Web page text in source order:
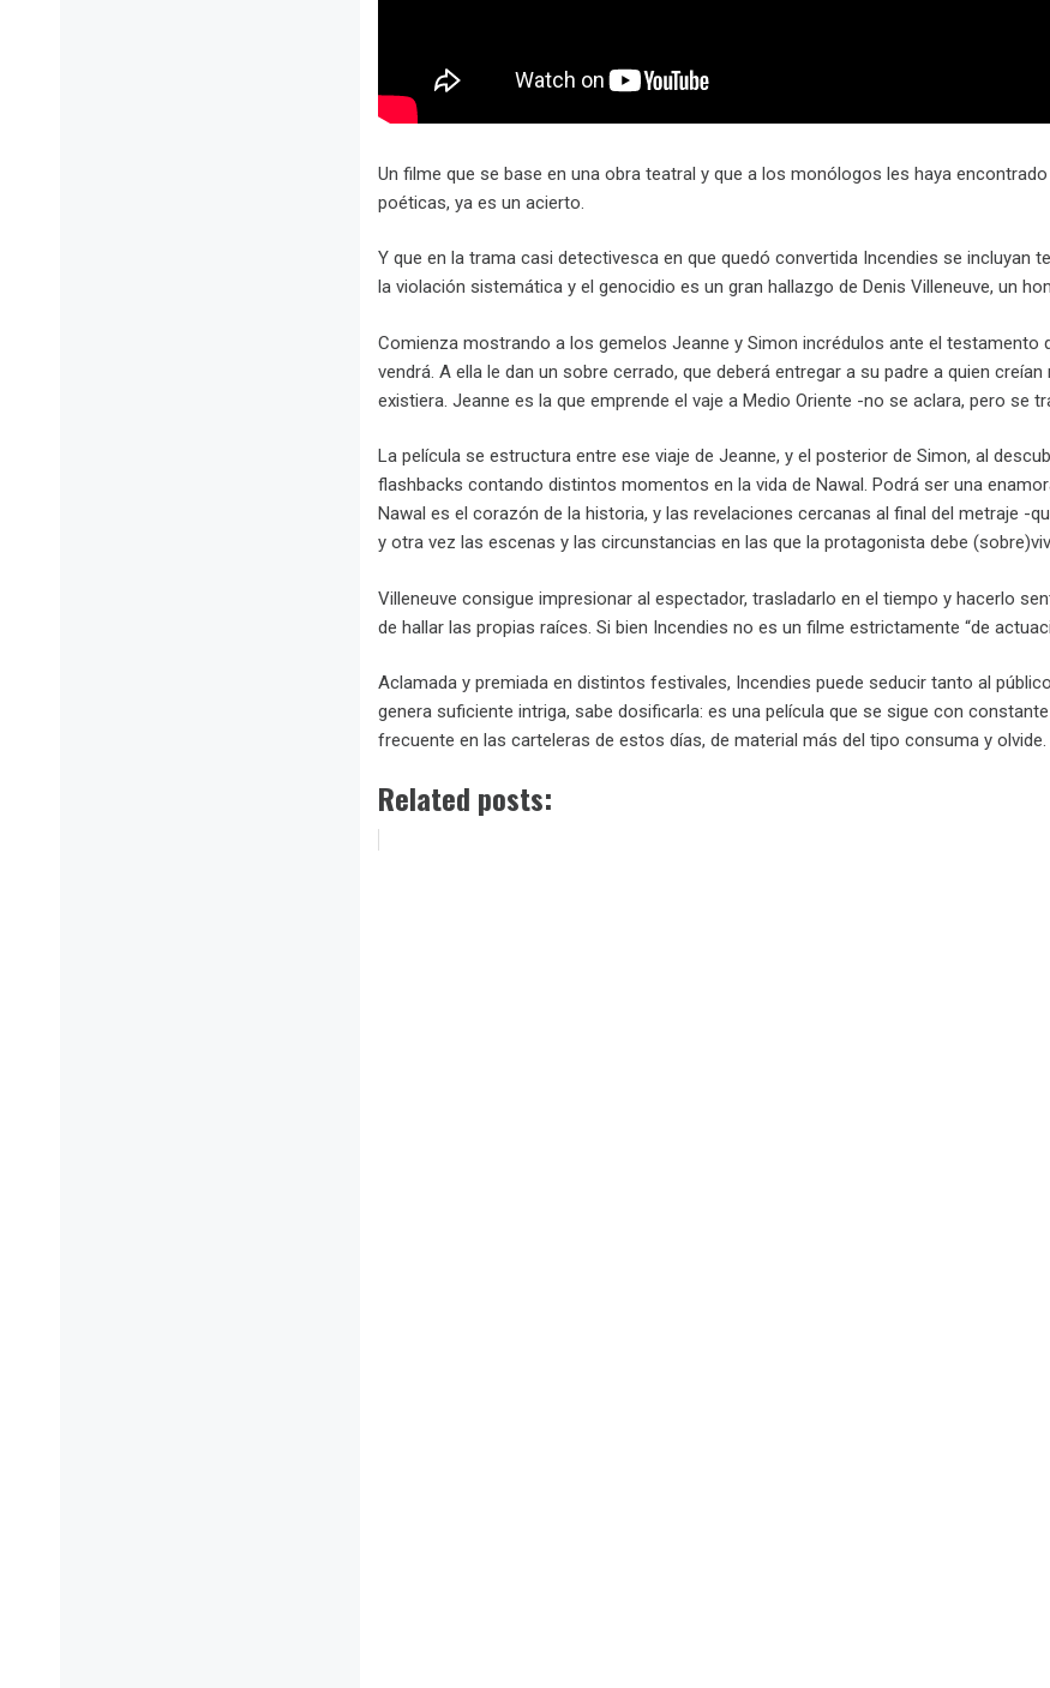
Un filme que se base en una obra teatral y que a los monólogos les haya
poéticas, ya es un acierto.
Y que en la trama casi detectivesca en que quedó convertida Incendies se incluyan
la violación sistemática y el genocidio es un gran hallazgo de Denis Villeneuve, un
Comienza mostrando a los gemelos Jeanne y Simon incrédulos ante el testamento
vendrá. A ella le dan un sobre cerrado, que deberá entregar a su padre a quien
existiera. Jeanne es la que emprende el vaje a Medio Oriente -no se aclara, pero se
La película se estructura entre ese viaje de Jeanne, y el posterior de Simon, al
flashbacks contando distintos momentos en la vida de Nawal. Podrá ser una
Nawal es el corazón de la historia, y las revelaciones cercanas al final del metraje -
y otra vez las escenas y las circunstancias en las que la protagonista debe
Villeneuve consigue impresionar al espectador, trasladarlo en el tiempo y hacerlo
de hallar las propias raíces. Si bien Incendies no es un filme estrictamente “de
Aclamada y premiada en distintos festivales, Incendies puede seducir tanto al
genera suficiente intriga, sabe dosificarla: es una película que se sigue con
frecuente en las carteleras de estos días, de material más del tipo consuma y olvide.
Related posts: